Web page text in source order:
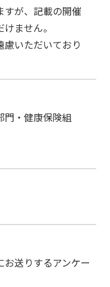
が、記載の開催
ません。
いただいており
門・健康保険組
送りするアンケー